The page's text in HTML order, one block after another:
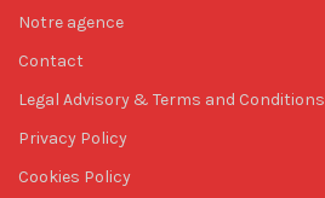
Notre agence
Contact
Legal Advisory & Terms and Conditions
Privacy Policy
Cookies Policy